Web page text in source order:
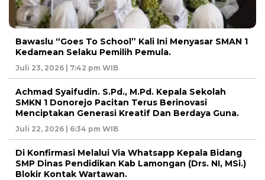
Bawaslu “Goes To School” Kali Ini Menyasar SMAN 1
Kedamean Selaku Pemilih Pemula.
Juli 23, 2026 | 7:42 pm WIB
Achmad Syaifudin. S.Pd., M.Pd. Kepala Sekolah
SMKN 1 Donorejo Pacitan Terus Berinovasi
Menciptakan Generasi Kreatif Dan Berdaya Guna.
Juli 22, 2026 | 6:34 pm WIB
Di Konfirmasi Melalui Via Whatsapp Kepala Bidang
SMP Dinas Pendidikan Kab Lamongan (Drs. NI, MSi.)
Blokir Kontak Wartawan.